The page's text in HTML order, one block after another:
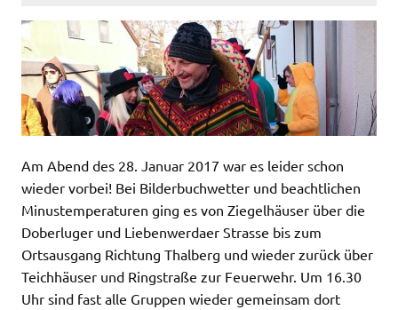
Am Abend des 28. Januar 2017 war es leider schon
wieder vorbei! Bei Bilderbuchwetter und beachtlichen
Minustemperaturen ging es von Ziegelhäuser über die
Doberluger und Liebenwerdaer Strasse bis zum
Ortsausgang Richtung Thalberg und wieder zurück über
Teichhäuser und Ringstraße zur Feuerwehr. Um 16.30
Uhr sind fast alle Gruppen wieder gemeinsam dort